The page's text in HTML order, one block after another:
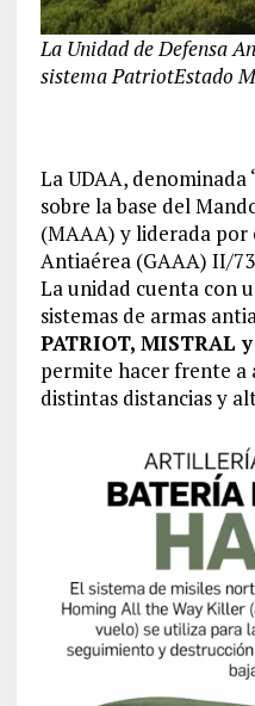
La Unidad de Defensa
sistema PatriotEstado
La UDAA, denominada
sobre la base del
(MAAA) y liderada
Antiaérea (GAAA) II/
La unidad cuenta con
sistemas de armas
PATRIOT, MISTRAL
permite hacer frente a
distintas distancias y